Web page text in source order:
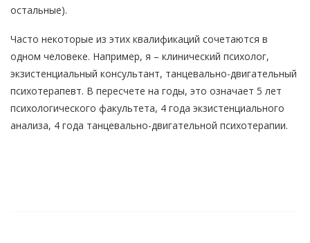
остальные).
Часто некоторые из этих квалификаций сочетаются в
одном человеке. Например, я – клинический психолог,
экзистенциальный консультант, танцевально-двигательный
психотерапевт. В пересчете на годы, это означает 5 лет
психологического факультета, 4 года экзистенциального
анализа, 4 года танцевально-двигательной психотерапии.